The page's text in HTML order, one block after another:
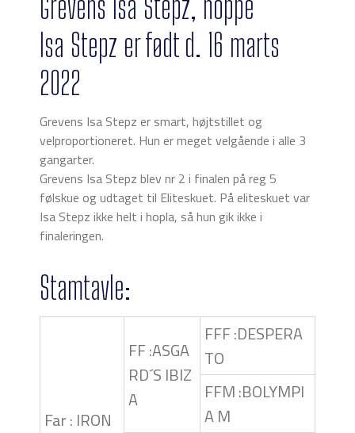
Isa Stepz er født d. 16 marts
2022
Grevens Isa Stepz er smart, højtstillet og
velproportioneret. Hun er meget velgående i alle 3
gangarter.
Grevens Isa Stepz blev nr 2 i finalen på reg 5
følskue og udtaget til Eliteskuet. På eliteskuet var
Isa Stepz ikke helt i hopla, så hun gik ikke i
finaleringen.
Stamtavle:
Far : IRON
FF :ASGA
RD´S IBIZ
A
FFF :DESPERA
TO
FFM :BOLYMPI
A M